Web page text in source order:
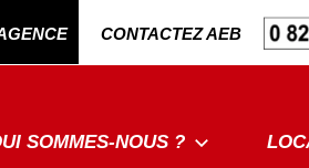
CONTACTEZ AEB
SOMMES-NOUS ?